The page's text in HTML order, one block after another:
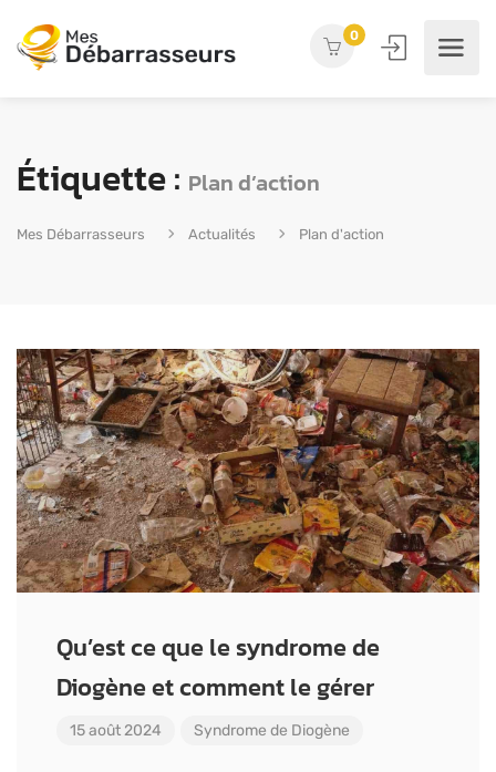
0
Étiquette : Plan d’action
Mes Débarrasseurs Actualités Plan d'action
Qu’est ce que le syndrome de
Diogène et comment le gérer
15 août 2024 Syndrome de Diogène